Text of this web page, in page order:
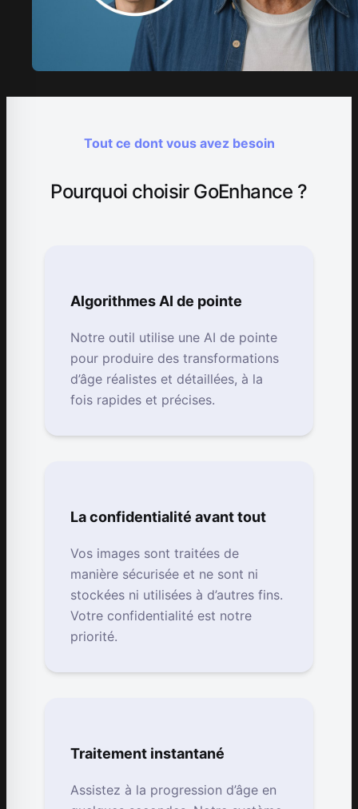
Tout ce dont vous avez besoin
Pourquoi choisir GoEnhance ?
Algorithmes AI de pointe
Notre outil utilise une AI de pointe
pour produire des transformations
d’âge réalistes et détaillées, à la
fois rapides et précises.
La confidentialité avant tout
Vos images sont traitées de
manière sécurisée et ne sont ni
stockées ni utilisées à d’autres fins.
Votre confidentialité est notre
priorité.
Traitement instantané
Assistez à la progression d’âge en